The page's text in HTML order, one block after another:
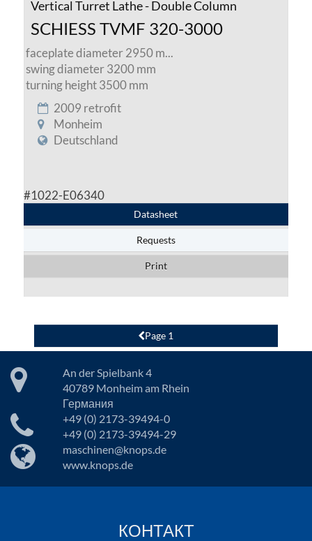
Vertical Turret Lathe - Double Column
SCHIESS TVMF 320-3000
faceplate diameter 2950 m...
swing diameter 3200 mm
turning height 3500 mm
2009 retrofit
Monheim
Deutschland
#1022-E06340
Datasheet
Requests
Print
Page 1
An der Spielbank 4
40789 Monheim am Rhein
Германия
+49 (0) 2173-39494-0
+49 (0) 2173-39494-29
maschinen@knops.de
www.knops.de
КОНТАКТ